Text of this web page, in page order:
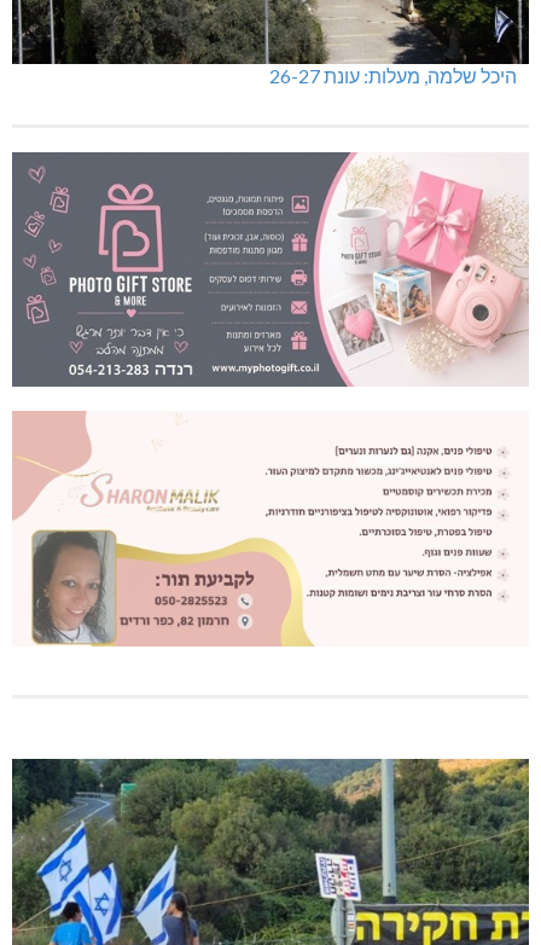
היכל שלמה, מעלות: עונת 26-27